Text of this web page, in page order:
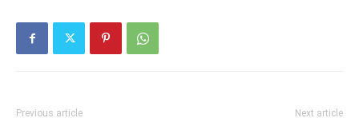
Previous article Next article